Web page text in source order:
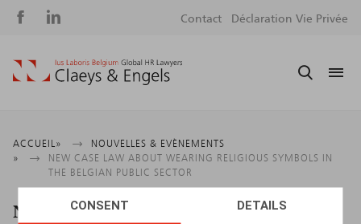
CONSENT DETAILS
Social
Contact Déclaration Vie Privée
Fil
d'Ariane
ACCUEIL
NOUVELLES & EVÈNEMENTS
NEW CASE LAW ABOUT WEARING RELIGIOUS SYMBOLS IN
THE BELGIAN PUBLIC SECTOR
New case law about wearing religious